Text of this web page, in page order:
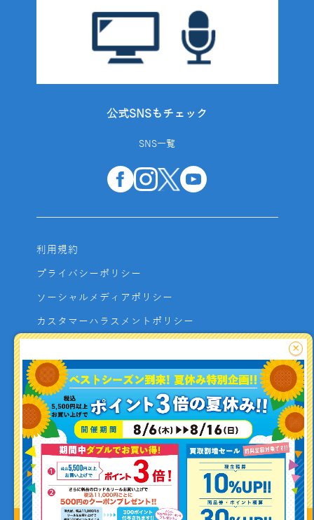
釣り情報を
投稿する
公式SNSもチェック
SNS一覧
利用規約
プライバシーポリシー
ソーシャルメディアポリシー
カスタマーハラスメントポリシー
よくあるご質問
お問い合わせ
利用者資金の保全方法
×